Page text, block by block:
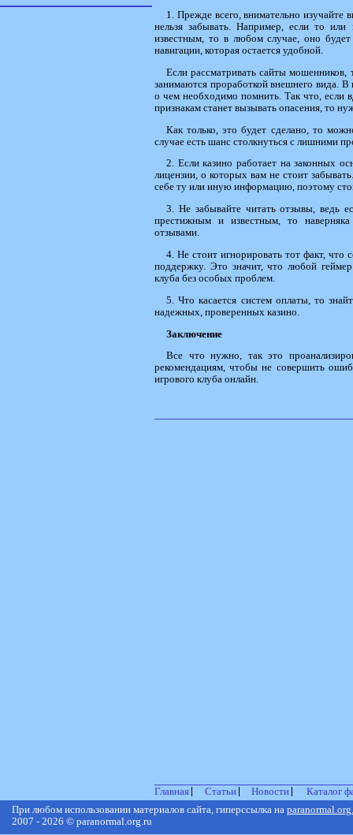
1. Прежде всего, внимательно изучайте
нельзя забывать. Например, если то или
известным, то в любом случае, оно будет
навигации, которая остается удобной.
Если рассматривать сайты мошенников,
занимаются проработкой внешнего вида.
о чем необходимо помнить. Так что, если
признакам станет вызывать опасения, то
Как только, это будет сделано, то
случае есть шанс столкнуться с лишними
2. Если казино работает на законных
лицензии, о которых вам не стоит
себе ту или иную информацию, поэтому
3. Не забывайте читать отзывы, ведь
престижным и известным, то
отзывами.
4. Не стоит игнорировать тот факт, что
поддержку. Это значит, что любой геймер
клуба без особых проблем.
5. Что касается систем оплаты, то
надежных, проверенных казино.
Заключение
Все что нужно, так это
рекомендациям, чтобы не совершить
игрового клуба онлайн.
Главная Статьи Новости
Каталог
При любом использовании материалов сайта, гиперссылка на
2007 - 2026 © paranormal.org.ru